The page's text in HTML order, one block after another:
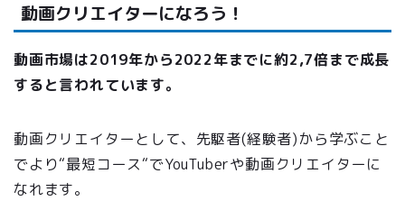
動画クリエイターになろう！
動画市場は2019年から2022年までに約2,7倍まで成長
すると言われています。
動画クリエイターとして、先駆者(経験者)から学ぶこと
でより“最短コース“でYouTuberや動画クリエイターに
なれます。